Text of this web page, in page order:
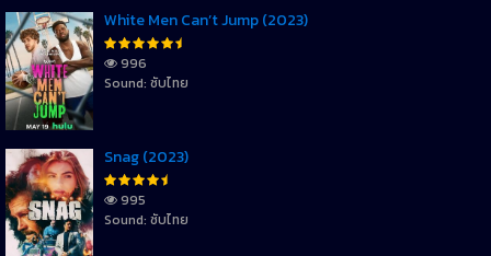
White Men Can’t Jump (2023)
996
Sound: ซับไทย
Snag (2023)
995
Sound: ซับไทย